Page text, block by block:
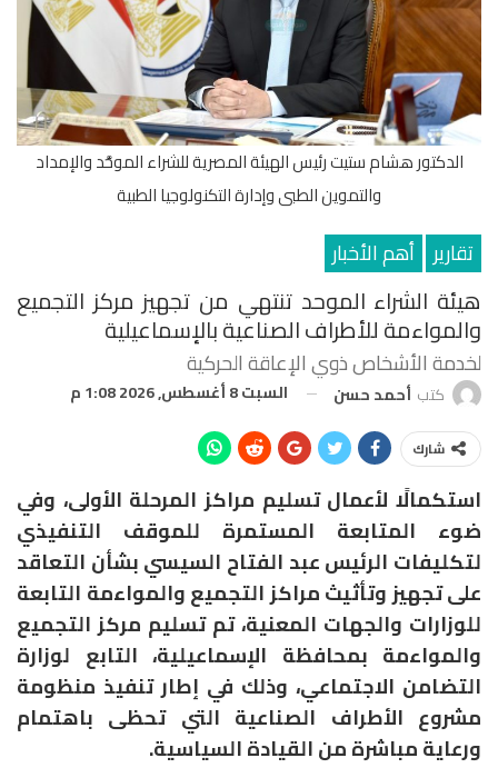
الدكتور هشام ستيت رئيس الهيئة المصرية للشراء الموحَّد والإمداد
والتموين الطبى وإدارة التكنولوجيا الطبية
تقارير أهم الأخبار
هيئة الشراء الموحد تنتهي من تجهيز مركز التجميع
والمواءمة للأطراف الصناعية بالإسماعيلية
لخدمة الأشخاص ذوي الإعاقة الحركية
كتب أحمد حسن السبت 8 أغسطس, 2026 1:08 م
شارك
استكمالًا لأعمال تسليم مراكز المرحلة الأولى، وفي
ضوء المتابعة المستمرة للموقف التنفيذي
لتكليفات الرئيس عبد الفتاح السيسي بشأن التعاقد
على تجهيز وتأثيث مراكز التجميع والمواءمة التابعة
للوزارات والجهات المعنية، تم تسليم مركز التجميع
والمواءمة بمحافظة الإسماعيلية، التابع لوزارة
التضامن الاجتماعي، وذلك في إطار تنفيذ منظومة
مشروع الأطراف الصناعية التي تحظى باهتمام
ورعاية مباشرة من القيادة السياسية.